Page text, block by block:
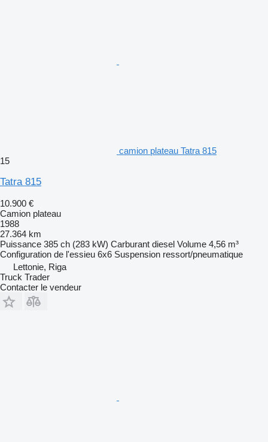
camion plateau Tatra 815
15
Tatra 815
10.900 €
Camion plateau
1988
27.364 km
Puissance 385 ch (283 kW) Carburant diesel Volume 4,56 m³
Configuration de l'essieu 6x6 Suspension ressort/pneumatique
Lettonie, Riga
Truck Trader
Contacter le vendeur